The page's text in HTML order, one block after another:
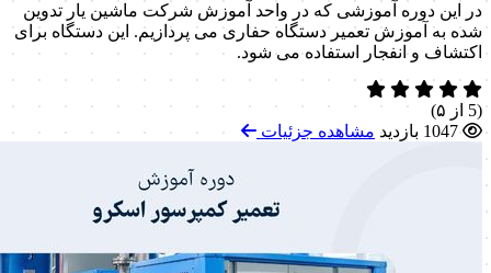
در این دوره آموزشی که در واحد آموزش شرکت ماشین یار تدوین
شده به آموزش تعمیر دستگاه حفاری می پردازیم. این دستگاه برای
اکتشاف و انفجار استفاده می شود.
(5 از ۵)
1047 بازدید
مشاهده جزئیات